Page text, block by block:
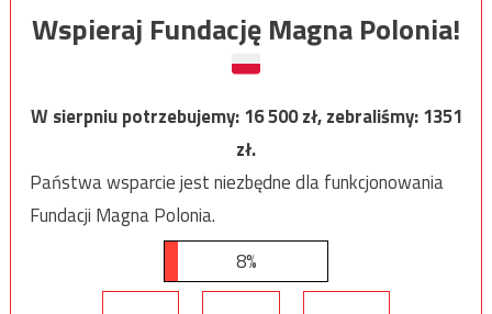
Wspieraj Fundację Magna Polonia!
W sierpniu potrzebujemy:16 500zł, zebraliśmy:1351
zł.
Państwa wsparcie jest niezbędne dla funkcjonowania
Fundacji Magna Polonia.
8%